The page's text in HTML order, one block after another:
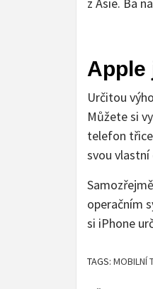
Apple
Určitou
Můžete si
telefon
svou vlastní
operačním
si iPhone
TAGS: MOBILNÍ